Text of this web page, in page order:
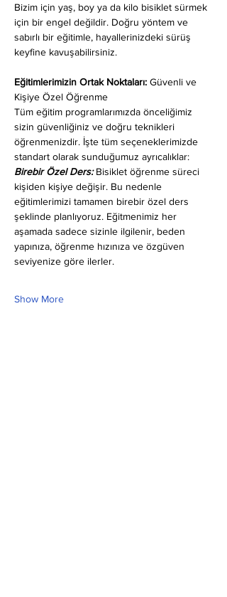
Bizim için yaş, boy ya da kilo bisiklet sürmek
için bir engel değildir. Doğru yöntem ve
sabırlı bir eğitimle, hayallerinizdeki sürüş
keyfine kavuşabilirsiniz.
Eğitimlerimizin Ortak Noktaları: Güvenli ve
Kişiye Özel Öğrenme
Tüm eğitim programlarımızda önceliğimiz
sizin güvenliğiniz ve doğru teknikleri
öğrenmenizdir. İşte tüm seçeneklerimizde
standart olarak sunduğumuz ayrıcalıklar:
Birebir Özel Ders: Bisiklet öğrenme süreci
kişiden kişiye değişir. Bu nedenle
eğitimlerimizi tamamen birebir özel ders
şeklinde planlıyoruz. Eğitmenimiz her
aşamada sadece sizinle ilgilenir, beden
yapınıza, öğrenme hızınıza ve özgüven
seviyenize göre ilerler.
Show More